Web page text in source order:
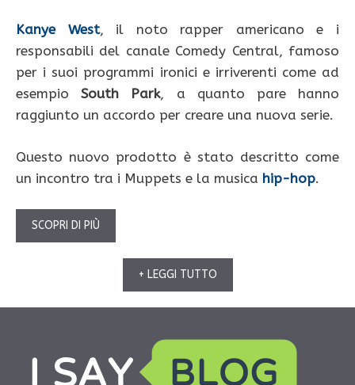
Kanye West, il noto rapper americano e i
responsabili del canale Comedy Central, famoso
per i suoi programmi ironici e irriverenti come ad
esempioSouth Park, a quanto pare hanno
raggiunto un accordo per creare una nuova serie.
Questo nuovo prodotto è stato descritto come
un incontro tra i Muppets e la musica hip-hop.
SCOPRI DI PIÙ
+ LEGGI TUTTO